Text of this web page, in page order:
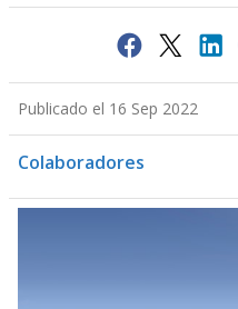
Publicado el 16 Sep 2022
Colaboradores